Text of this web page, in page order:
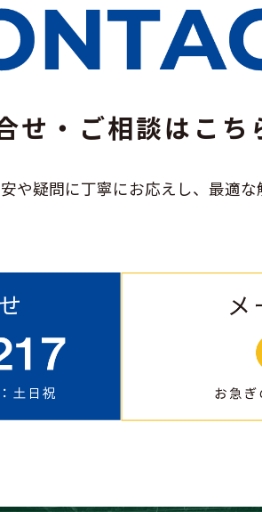
せ・ご相談は こち
や疑問に丁寧にお応えし、 最適な